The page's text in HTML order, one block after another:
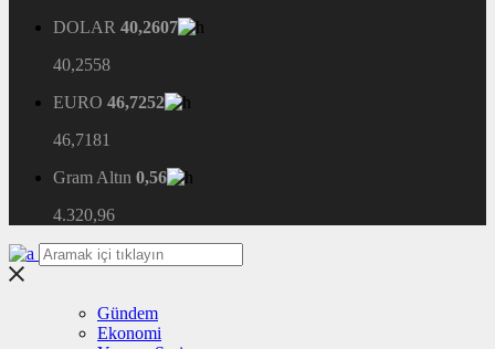
DOLAR 40,2607
40,2558
EURO 46,7252
46,7181
Gram Altın 0,56
4.320,96
Gündem
Ekonomi